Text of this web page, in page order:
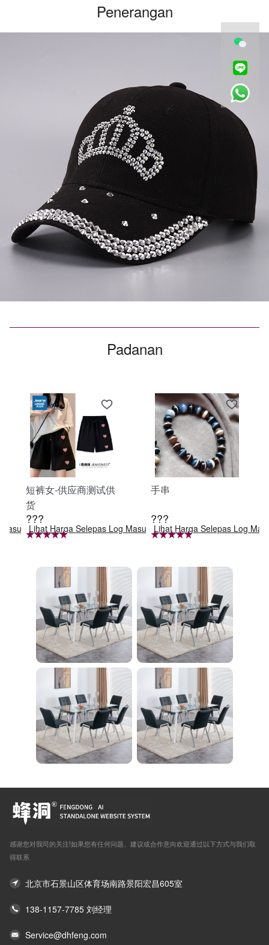
Penerangan
Padanan
短裤女-供应商测试供
货
???
Lihat Harga Selepas Log Masuk
手串
???
Lihat Harga Selepas Log
感谢您对我司的关注!如果您有任何问题、建议或合作意向欢迎通过以下方式与我们取
得联系
北京市石景山区体育场南路景阳宏昌605室
138-1157-7785 刘经理
Service@dhfeng.com